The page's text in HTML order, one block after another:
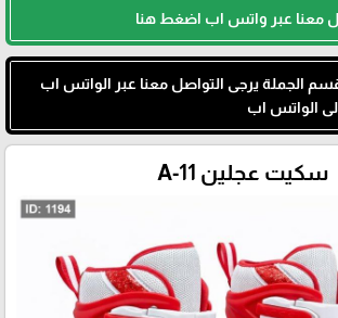
معنا عبر واتس اب اضغط هنا
قسم الجملة يرجى التواصل معنا عبر الواتس اب
الواتس اب
سكيت عجلين A-11